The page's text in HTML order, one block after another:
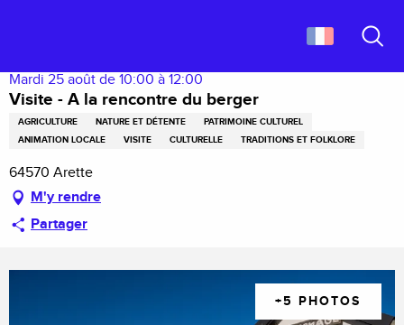
principal
Mardi 25 août de 10:00 à 12:00
Visite - A la rencontre du berger
AGRICULTURE NATURE ET DÉTENTE
PATRIMOINE CULTUREL
ANIMATION LOCALE
VISITE CULTURELLE TRADITIONS ET FOLKLORE
64570 Arette
M'y rendre
Partager
+5 PHOTOS